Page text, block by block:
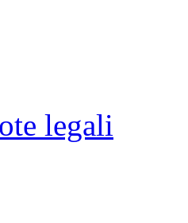
legali